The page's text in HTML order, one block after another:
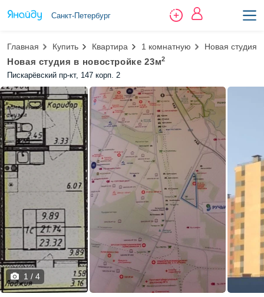
Санкт-Петербург
Главная Купить Квартира 1 комнатную Новая студия
Новая студия в новостройке 23м2
Пискарёвский пр-кт, 147 корп. 2
1 / 4